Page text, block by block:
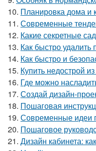
10. Планировка дома и
11. Современные
12. Какие секретные
13. Как быстро удалить
14. Как быстро и
15. Купить недострой
16. Где можно
17. Создай дизайн-
18. Пошаговая
19. Современные идеи
20. Пошаговое
21. Дизайн кабинета: